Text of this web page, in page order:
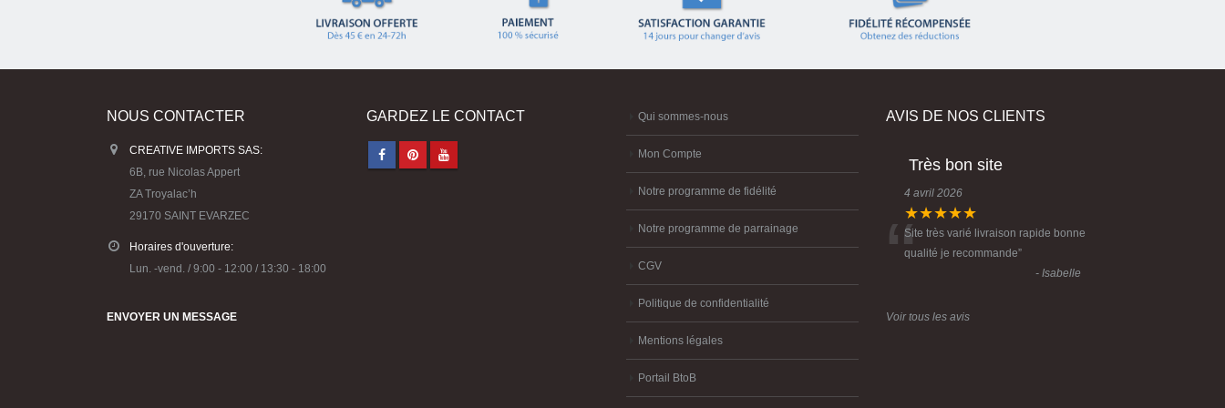
NOUS CONTACTER
CREATIVE IMPORTS SAS:
6B, rue Nicolas Appert
ZA Troyalac’h
29170 SAINT EVARZEC
Horaires d'ouverture:
Lun. -vend. / 9:00 - 12:00 / 13:30 - 18:00
ENVOYER UN MESSAGE
GARDEZ LE CONTACT Qui sommes-nous
Mon Compte
Notre programme de fidélité
Notre programme de parrainage
CGV
Politique de confidentialité
Mentions légales
Portail BtoB
AVIS DE NOS CLIENTS
Très bon site
4 avril 2026
★★★★★
“Site très varié livraison rapide bonne
qualité je recommande”
- Isabelle
Voir tous les avis